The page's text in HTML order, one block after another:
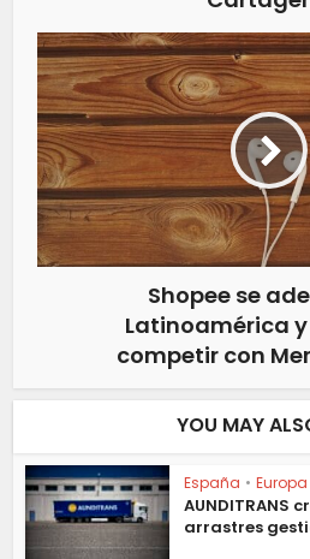
Shopee se
Latinoamérica
competir con
YOU MAY
España • Europa
AUNDITRANS
arrastres